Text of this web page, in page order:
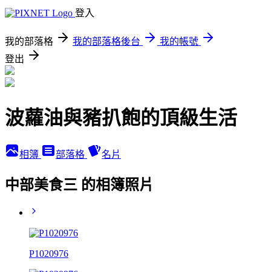
登入
我的部落格 我的部落格後台
我的帳號
登出
波蘿油與豬扒飽的頂級生活
相簿 部落格 名片
中部美食三 的相簿照片
P1020976